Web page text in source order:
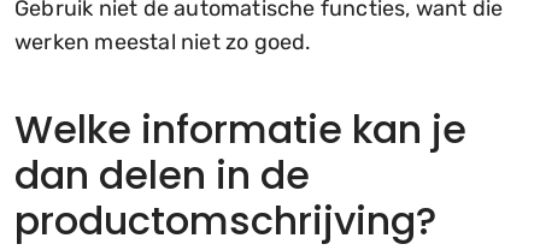
Gebruik niet de automatische functies, want die
werken meestal niet zo goed.
Welke informatie kan je
dan delen in de
productomschrijving?